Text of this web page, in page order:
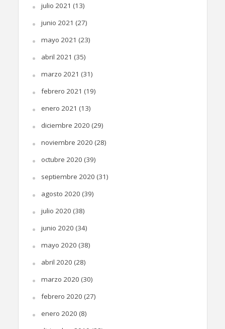
julio 2021 (13)
junio 2021 (27)
mayo 2021 (23)
abril 2021 (35)
marzo 2021 (31)
febrero 2021 (19)
enero 2021 (13)
diciembre 2020 (29)
noviembre 2020 (28)
octubre 2020 (39)
septiembre 2020 (31)
agosto 2020 (39)
julio 2020 (38)
junio 2020 (34)
mayo 2020 (38)
abril 2020 (28)
marzo 2020 (30)
febrero 2020 (27)
enero 2020 (8)